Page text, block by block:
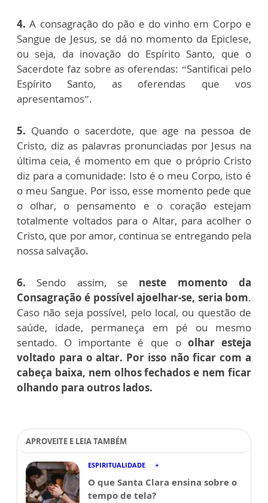
4. A consagração do pão e do vinho em Corpo e
Sangue de Jesus, se dá no momento da Epiclese,
ou seja, da inovação do Espírito Santo, que o
Sacerdote faz sobre as oferendas: “Santificai pelo
Espírito Santo, as oferendas que vos
apresentamos”.
5. Quando o sacerdote, que age na pessoa de
Cristo, diz as palavras pronunciadas por Jesus na
última ceia, é momento em que o próprio Cristo
diz para a comunidade: Isto é o meu Corpo, isto é
o meu Sangue. Por isso, esse momento pede que
o olhar, o pensamento e o coração estejam
totalmente voltados para o Altar, para acolher o
Cristo, que por amor, continua se entregando pela
nossa salvação.
6. Sendo assim, se neste momento da
Consagração é possível ajoelhar-se, seria bom.
Caso não seja possível, pelo local, ou questão de
saúde, idade, permaneça em pé ou mesmo
sentado. O importante é que o olhar esteja
voltado para o altar. Por isso não ficar com a
cabeça baixa, nem olhos fechados e nem ficar
olhando para outros lados.
APROVEITE E LEIA TAMBÉM
ESPIRITUALIDADE
O que Santa Clara ensina sobre o
tempo de tela?